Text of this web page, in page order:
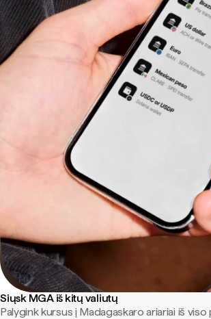
Siųsk MGA iš kitų valiutų
Palygink kursus į Madagaskaro ariariai iš viso